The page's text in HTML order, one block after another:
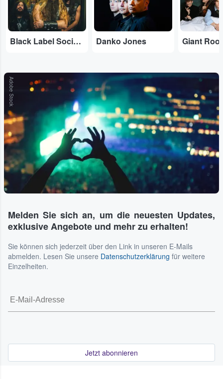
Black Label Society Danko Jones Giant
Adobe Stock
Melden Sie sich an, um die neuesten Updates,
exklusive Angebote und mehr zu erhalten!
Sie können sich jederzeit über den Link in unseren E-Mails
abmelden. Lesen Sie unsere Datenschutzerklärung für weitere
Einzelheiten.
Jetzt abonnieren